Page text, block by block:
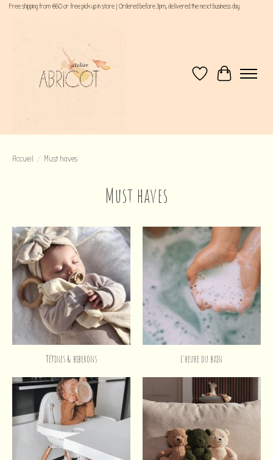
Free shipping from €60 or free pick up in store | Ordered before 3pm, delivered the next business day
Liste de souhaits
Panier
Accueil / Must haves
Must haves
Tétines & biberons L'heure du bain